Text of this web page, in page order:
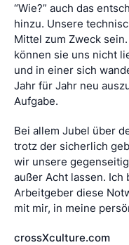
“Wie?” auch das
hinzu. Unsere
Mittel zum Zweck
können sie uns nicht
und in einer sich
Jahr für Jahr neu
Aufgabe.
Bei allem Jubel über
trotz der sicherlich
wir unsere
außer Acht lassen. Ich
Arbeitgeber diese
mit mir, in meine
crossXculture.com